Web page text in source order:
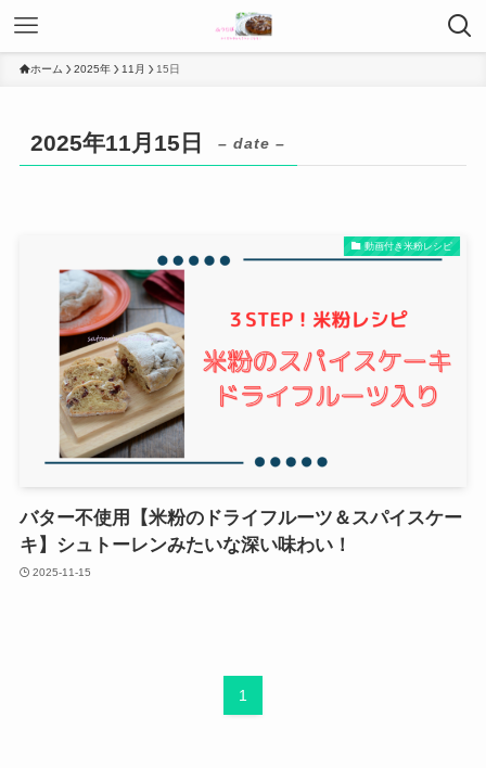
ホーム 2025年 11月 15日
2025年11月15日 – date –
動画付き米粉レシピ
バター不使用【米粉のドライフルーツ＆スパイスケー
キ】シュトーレンみたいな深い味わい！
2025-11-15
1